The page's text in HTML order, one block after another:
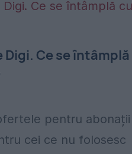
Ce se întâmplă
pentru abonații
cei ce nu folosesc